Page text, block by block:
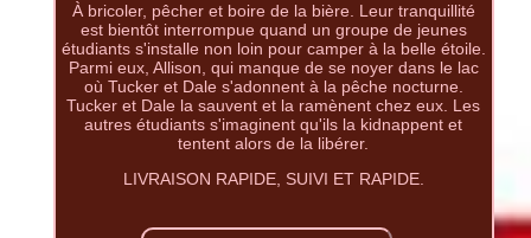
À bricoler, pêcher et boire de la bière. Leur tranquillité
est bientôt interrompue quand un groupe de jeunes
étudiants s'installe non loin pour camper à la belle étoile.
Parmi eux, Allison, qui manque de se noyer dans le lac
où Tucker et Dale s'adonnent à la pêche nocturne.
Tucker et Dale la sauvent et la ramènent chez eux. Les
autres étudiants s'imaginent qu'ils la kidnappent et
tentent alors de la libérer.
LIVRAISON RAPIDE, SUIVI ET RAPIDE.